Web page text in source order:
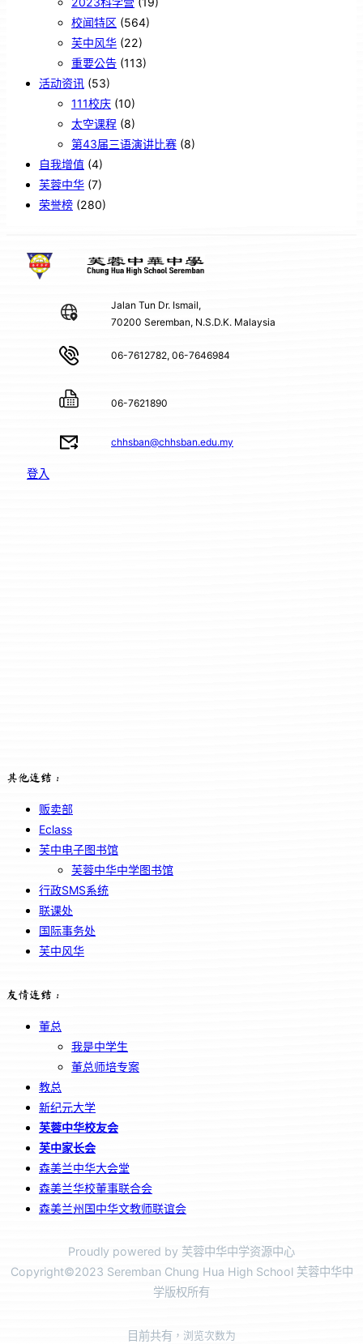
校闻特区 (564)
芙中风华 (22)
重要公告 (113)
活动资讯 (53)
111校庆 (10)
太空课程 (8)
第43届三语演讲比赛 (8)
自我增值 (4)
芙蓉中华 (7)
荣誉榜 (280)
Jalan Tun Dr. Ismail,
70200 Seremban, N.S.D.K. Malaysia
06-7612782, 06-7646984
06-7621890
chhsban@chhsban.edu.my
登入
其他连结：
贩卖部
Eclass
芙中电子图书馆
芙蓉中华中学图书馆
行政SMS系统
联课处
国际事务处
芙中风华
友情连结：
董总
我是中学生
董总师培专案
教总
新纪元大学
芙蓉中华校友会
芙中家长会
森美兰中华大会堂
森美兰华校董事联合会
森美兰州国中华文教师联谊会
Proudly powered by 芙蓉中华中学资源中心
Copyright©2023 Seremban Chung Hua High School 芙蓉中华中
学版权所有
目前共有 ，浏览次数为